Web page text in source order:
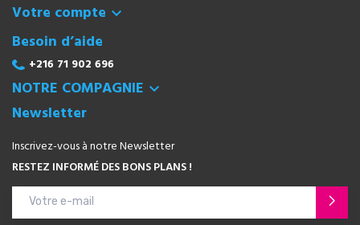
Votre compte 
Besoin d’aide
+216 71 902 696
NOTRE COMPAGNIE 
Newsletter
Inscrivez-vous à notre Newsletter
RESTEZ INFORMÉ DES BONS PLANS !